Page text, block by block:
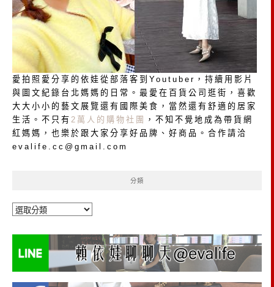
愛拍照愛分享的依娃從部落客到Youtuber，持續用影片
與圖文紀錄台北媽媽的日常。最愛在百貨公司逛街，喜歡
大大小小的藝文展覽還有國際美食，當然還有舒適的居家
生活。不只有 2萬人的購物社團
，不知不覺地成為帶貨網
紅媽媽，也樂於跟大家分享好品牌、好商品。合作請洽
evalife.cc@gmail.com
分類
分